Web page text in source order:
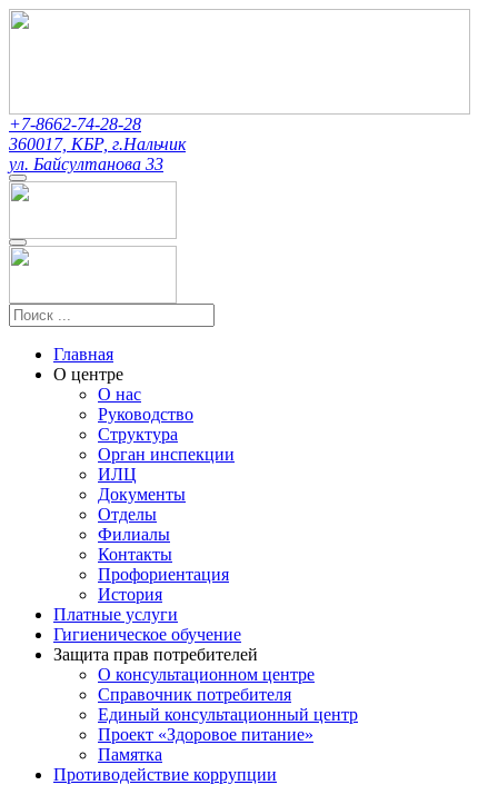
+7-8662-74-28-28
360017, КБР, г.Нальчик
ул. Байсултанова 33
Главная
О центре
О нас
Руководство
Структура
Орган инспекции
ИЛЦ
Документы
Отделы
Филиалы
Контакты
Профориентация
История
Платные услуги
Гигиеническое обучение
Защита прав потребителей
О консультационном центре
Справочник потребителя
Единый консультационный центр
Проект «Здоровое питание»
Памятка
Противодействие коррупции